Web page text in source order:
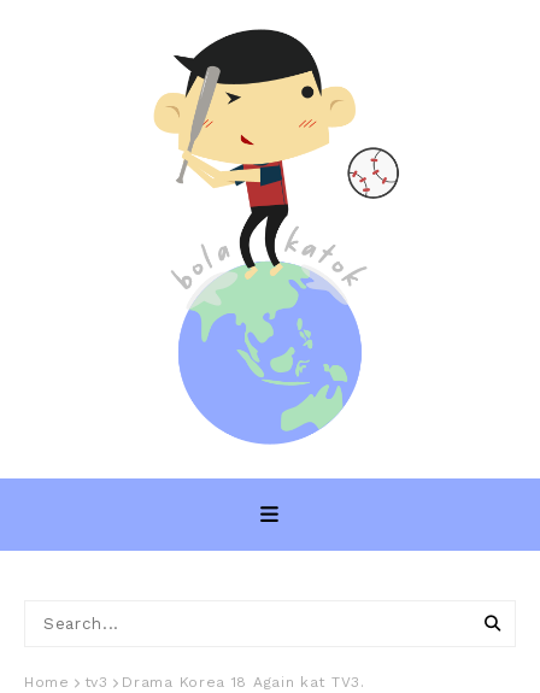
Home tv3 Drama Korea 18 Again kat TV3.